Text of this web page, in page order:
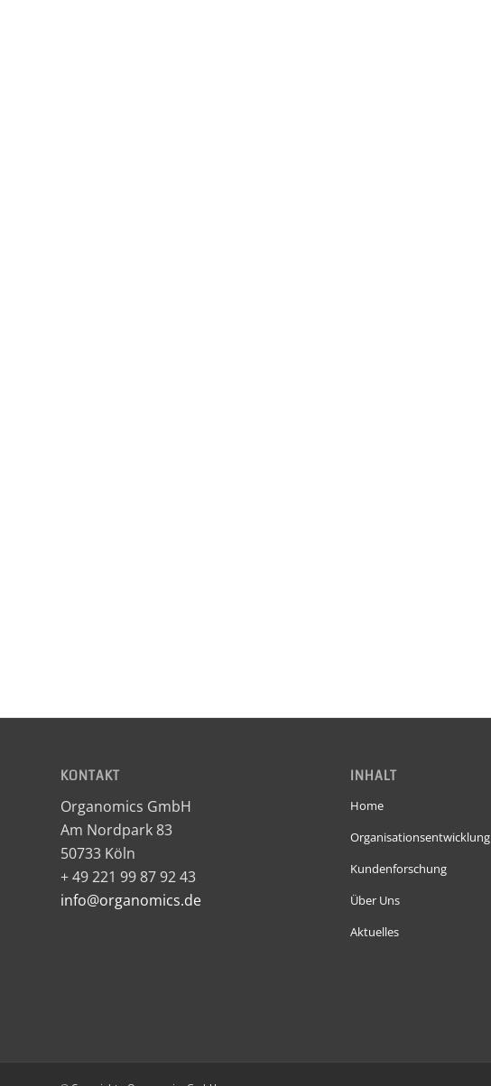
KONTAKT
Organomics GmbH
Am Nordpark 83
50733 Köln
+ 49 221 99 87 92 43
info@organomics.de
INHALT
Home
Organisationsentwicklung
Kundenforschung
Über Uns
Aktuelles